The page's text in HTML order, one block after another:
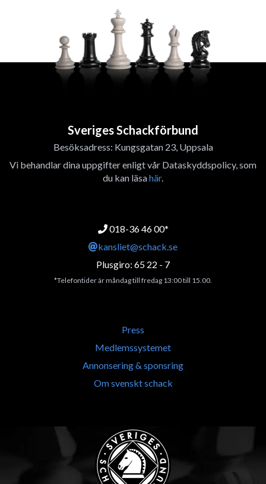
Sveriges Schackförbund
Besöksadress: Kungsgatan 23, Uppsala
Vi behandlar dina uppgifter enligt vår Dataskyddspolicy, som
du kan läsahär.
018-36 46 00*
kansliet@schack.se
Plusgiro: 65 22 - 7
*Telefontider är måndag till fredag 13:00 till 15.00.
Press
Medlemssystemet
Annonsering & sponsring
Om svenskt schack